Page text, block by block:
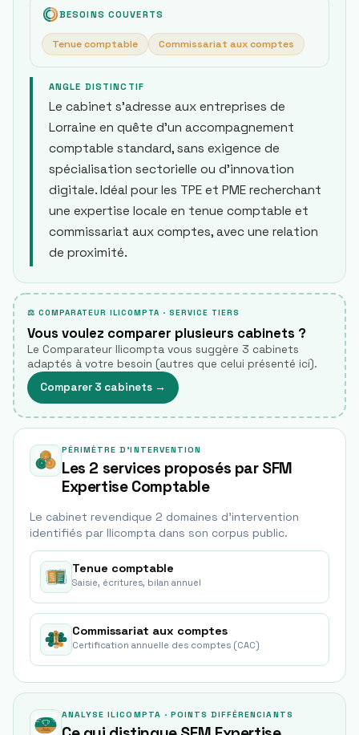
BESOINS COUVERTS
Tenue comptable Commissariat aux comptes
ANGLE DISTINCTIF
Le cabinet s’adresse aux entreprises de
Lorraine en quête d’un accompagnement
comptable standard, sans exigence de
spécialisation sectorielle ou d’innovation
digitale. Idéal pour les TPE et PME recherchant
une expertise locale en tenue comptable et
commissariat aux comptes, avec une relation
de proximité.
⚖ COMPARATEUR ILICOMPTA · SERVICE TIERS
Vous voulez comparer plusieurs cabinets ?
Le Comparateur Ilicompta vous suggère 3 cabinets
adaptés à votre besoin (autres que celui présenté ici).
Comparer 3 cabinets →
PÉRIMÈTRE D'INTERVENTION
Les 2 services proposés par SFM
Expertise Comptable
Le cabinet revendique 2 domaines d'intervention
identifiés par Ilicompta dans son corpus public.
Tenue comptable
Saisie, écritures, bilan annuel
Commissariat aux comptes
Certification annuelle des comptes (CAC)
ANALYSE ILICOMPTA · POINTS DIFFÉRENCIANTS